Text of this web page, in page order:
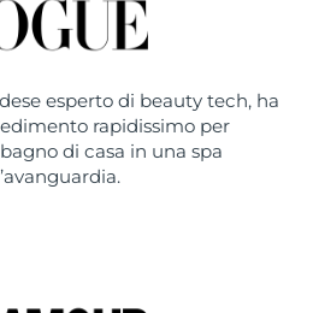
esperto di beauty tech, ha
rapidissimo per
di casa in una spa